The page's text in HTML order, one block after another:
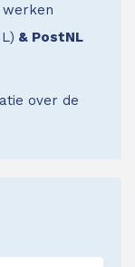
werken
& PostNL
over de